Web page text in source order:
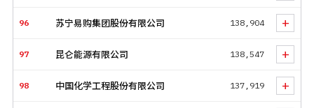
96 苏宁易购集团股份有限公司 138,904 +
97 昆仑能源有限公司 138,547 +
98 中国化学工程股份有限公司 137,919 +